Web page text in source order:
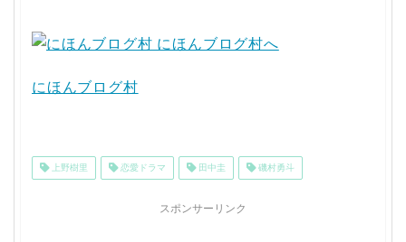
にほんブログ村
上野樹里 恋愛ドラマ 田中圭 磯村勇斗
スポンサーリンク